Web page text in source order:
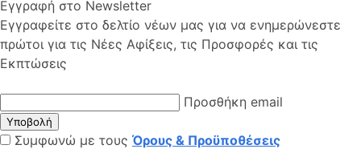
Εγγραφή στο Newsletter
Εγγραφείτε στο δελτίο νέων μας για να ενημερώνεστε
πρώτοι για τις Νέες Αφίξεις, τις Προσφορές και τις
Εκπτώσεις
Προσθήκη email
Υποβολή
Συμφωνώ με τους Όρους & Προϋποθέσεις